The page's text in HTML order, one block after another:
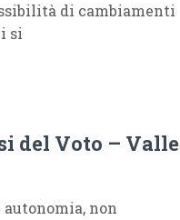
di cambiamenti
si
del Voto – Valle
autonomia, non